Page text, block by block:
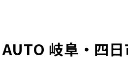
AUTO 岐阜・四